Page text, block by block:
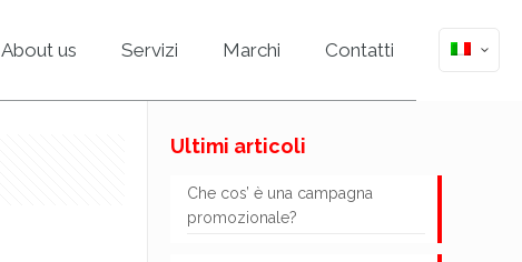
About us Servizi Marchi Contatti
Ultimi articoli
Che cos’ è una campagna
promozionale?